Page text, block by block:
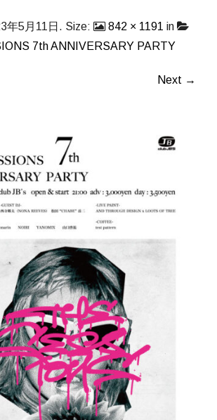
年5月11日 . Size: 842 × 1191 in
7th ANNIVERSARY PARTY
Next →